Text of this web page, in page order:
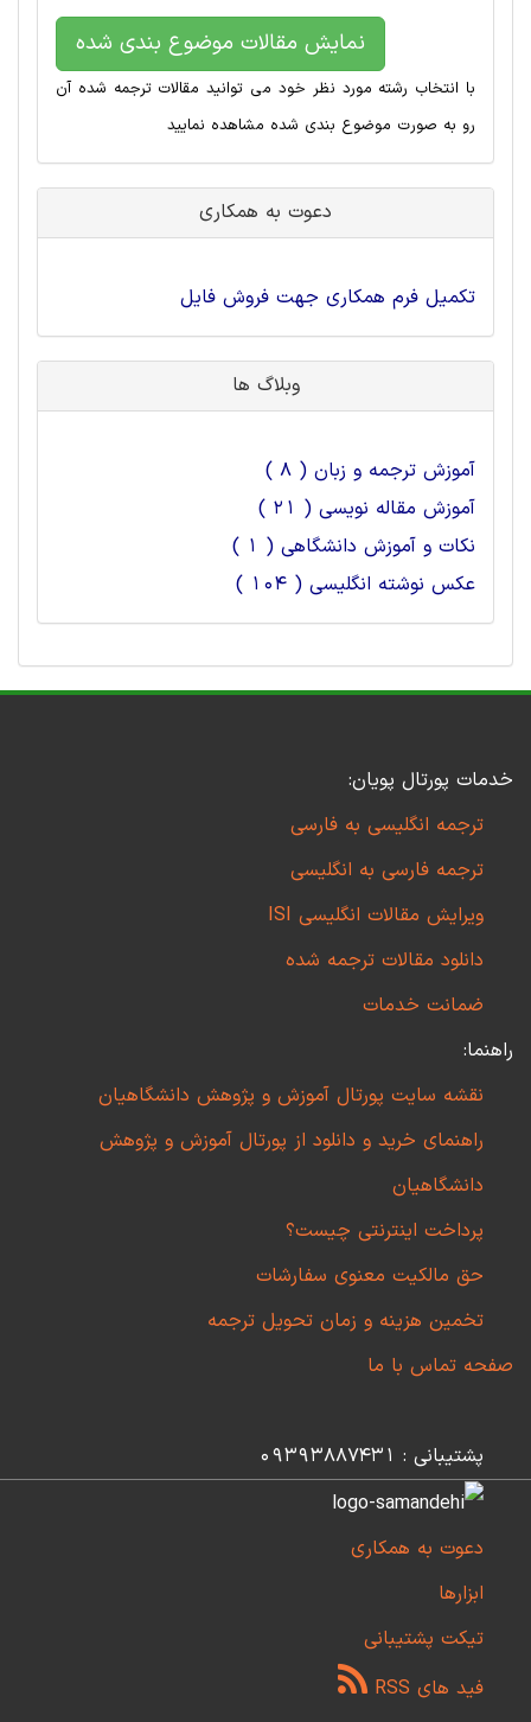
نمایش مقالات موضوع بندی شده
با انتخاب رشته مورد نظر خود می توانید مقالات ترجمه شده آن
رو به صورت موضوع بندی شده مشاهده نمایید
دعوت به همکاری
تکمیل فرم همکاری جهت فروش فایل
وبلاگ ها
آموزش ترجمه و زبان ( 8 )
آموزش مقاله نویسی ( 21 )
نکات و آموزش دانشگاهی ( 1 )
عکس نوشته انگلیسی ( 104 )
خدمات پورتال پویان:
ترجمه انگلیسی به فارسی
ترجمه فارسی به انگلیسی
ویرایش مقالات انگلیسی ISI
دانلود مقالات ترجمه شده
ضمانت خدمات
راهنما:
نقشه سایت پورتال آموزش و پژوهش دانشگاهیان
راهنمای خرید و دانلود از پورتال آموزش و پژوهش
دانشگاهیان
پرداخت اینترنتی چیست؟
حق مالکیت معنوی سفارشات
تخمین هزینه و زمان تحویل ترجمه
صفحه تماس با ما
پشتیبانی : 09393887431
دعوت به همکاری
ابزارها
تیکت پشتیبانی
فید های RSS